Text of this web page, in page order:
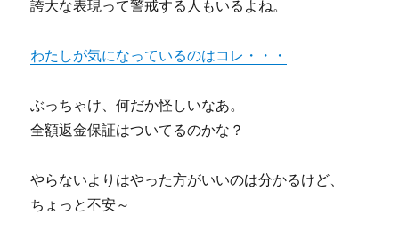
誇大な表現って警戒する人もいるよね。
わたしが気になっているのはコレ・・・
ぶっちゃけ、何だか怪しいなあ。
全額返金保証はついてるのかな？
やらないよりはやった方がいいのは分かるけど、
ちょっと不安～